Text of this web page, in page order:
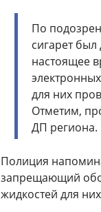
По
сигарет
настоящее
для них
Отметим,
ДП региона.
Полиция
запрещающий
жидкостей для